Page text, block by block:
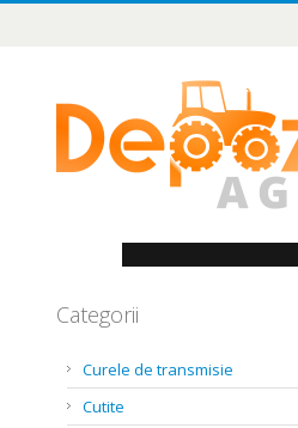
Categorii
Curele de transmisie
Cutite